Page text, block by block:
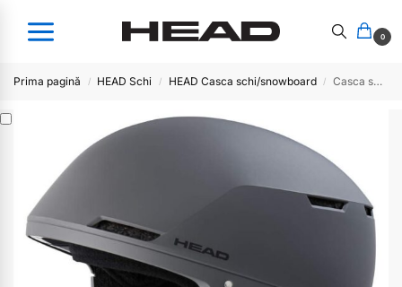
0
Prima pagină / HEAD Schi / HEAD Casca schi/snowboard / Casca ski Head COMPACT antracite